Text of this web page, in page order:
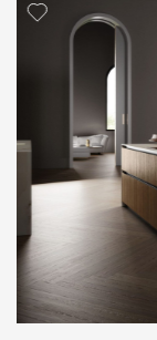
Я согласен с